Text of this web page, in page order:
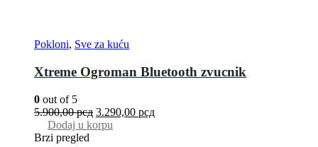
Pokloni, Sve za kuću
Xtreme Ogroman Bluetooth zvucnik
0 out of 5
5.900,00рсд 3.290,00 рсд
Dodaj u korpu
Brzi pregled